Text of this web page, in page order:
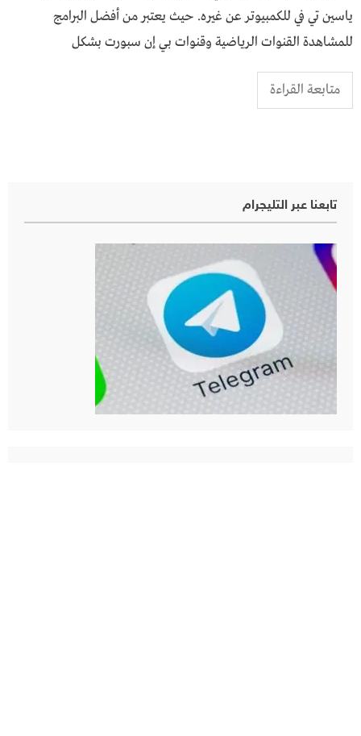
ياسين تي في للكمبيوتر عن غيره. حيث يعتبر من أفضل البرامج
للمشاهدة القنوات الرياضية وقنوات بي إن سبورت بشكل
متابعة القراءة
تابعنا عبر التليجرام